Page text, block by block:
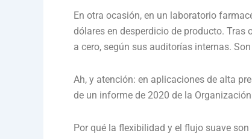
En otra ocasión, en un laboratorio
dólares en desperdicio de producto. Tras
a cero, según sus auditorías internas.
Ah, y atención: en aplicaciones de alta
de un informe de 2020 de la
Por qué la flexibilidad y el flujo suave